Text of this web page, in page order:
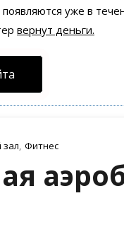
уже в
вернут деньги.
, Фитнес